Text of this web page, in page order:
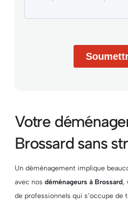
Votre
Brossard sans
Un déménagement implique
avec nos déménageurs à Brossard,
de professionnels qui s’occupe de